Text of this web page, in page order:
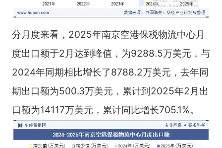
分月度来看，2025年南京空港保税物流中心月
度出口额于2月达到峰值，为9288.5万美元，与
2024年同期相比增长了8788.2万美元，去年同
期出口额为500.3万美元，累计到2025年2月出
口额为14117万美元，累计同比增长705.1%。